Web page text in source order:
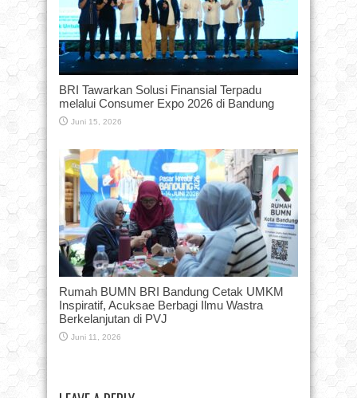
BRI Tawarkan Solusi Finansial Terpadu
melalui Consumer Expo 2026 di Bandung
Juni 15, 2026
Rumah BUMN BRI Bandung Cetak UMKM
Inspiratif, Acuksae Berbagi Ilmu Wastra
Berkelanjutan di PVJ
Juni 11, 2026